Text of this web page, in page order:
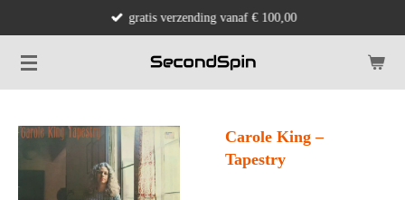
naar
de
gratis verzending vanaf € 100,00
Carole King –
Tapestry